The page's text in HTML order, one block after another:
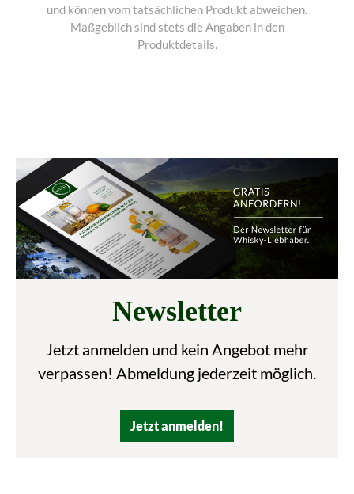
und können vom tatsächlichen Produkt abweichen.
Maßgeblich sind stets die Angaben in den
Produktdetails.
Newsletter
Jetzt anmelden und kein Angebot mehr
verpassen! Abmeldung jederzeit möglich.
Jetzt anmelden!